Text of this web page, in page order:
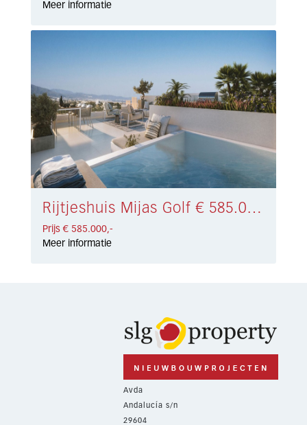
Meer informatie
Rijtjeshuis Mijas Golf € 585.000,-
Prijs € 585.000,-
Meer informatie
Avda
Andalucía s/n
29604